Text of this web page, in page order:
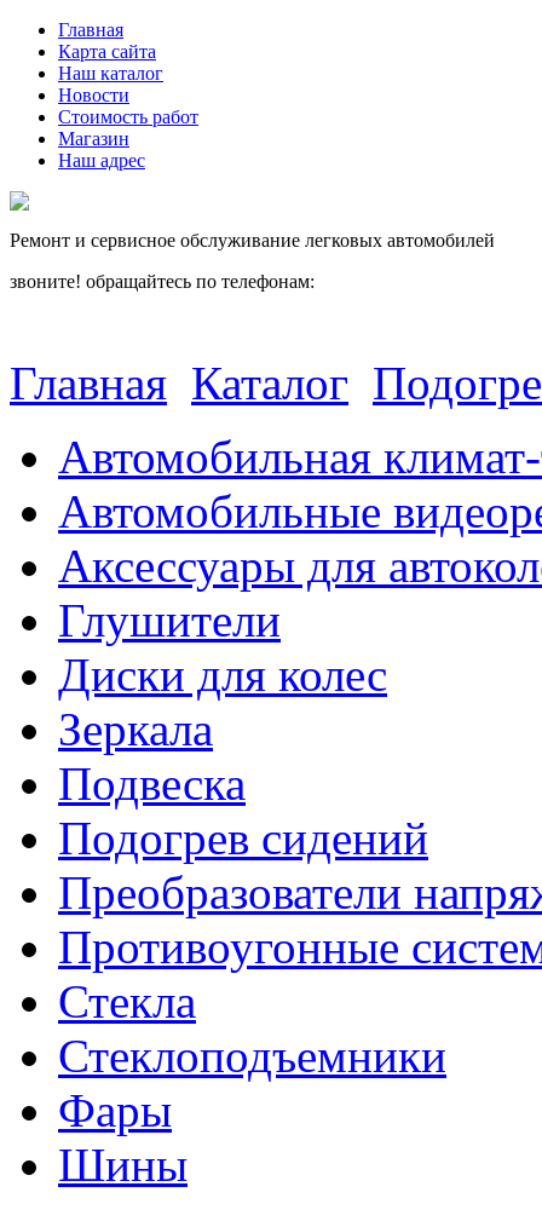
Главная
Карта сайта
Наш каталог
Новости
Стоимость работ
Магазин
Наш адрес
Ремонт и сервисное обслуживание легковых автомобилей
звоните! обращайтесь по телефонам:
Главная Каталог
Автомобильная
Автомобильные
Аксессуары для
Глушители
Диски для колес
Зеркала
Подвеска
Подогрев сидений
Преобразователи
Противоугонные
Стекла
Стеклоподъемники
Фары
Шины